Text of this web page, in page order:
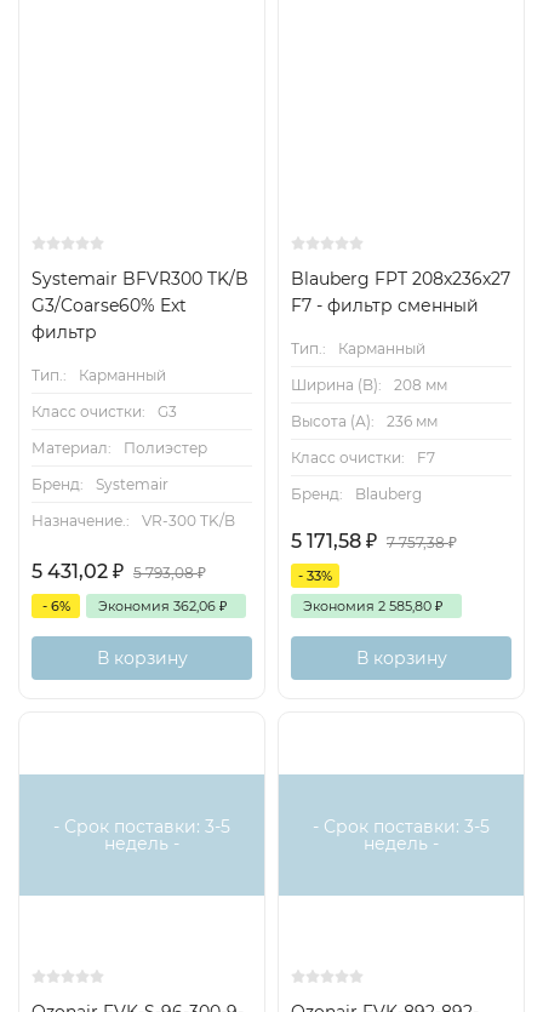
Systemair BFVR300 TK/B
G3/Coarse60% Ext
фильтр
Тип.:
Карманный
Класс очистки:
G3
Материал:
Полиэстер
Бренд:
Systemair
Назначение.:
VR-300 TK/B
5 431,02 ₽ 5 793,08₽
- 6% Экономия 362,06 ₽
В корзину
Blauberg FPT 208х236х27
F7 - фильтр сменный
Тип.:
Карманный
Ширина (B):
208 мм
Высота (А):
236 мм
Класс очистки:
F7
Бренд:
Blauberg
5 171,58 ₽ 7 757,38₽
- 33%
Экономия 2 585,80 ₽
В корзину
- Срок поставки: 3-5
недель -
- Срок поставки: 3-5
недель -